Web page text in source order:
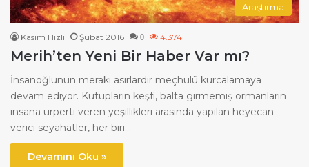
Araştırma
Kasım Hızlı Şubat 2016 0 4.374
Merih’ten Yeni Bir Haber Var mı?
İnsanoğlunun merakı asırlardır meçhulü kurcalamaya
devam ediyor. Kutupların keşfi, balta girmemiş ormanların
insana ürperti veren yeşillikleri arasında yapılan heyecan
verici seyahatler, her biri…
Devamını Oku »